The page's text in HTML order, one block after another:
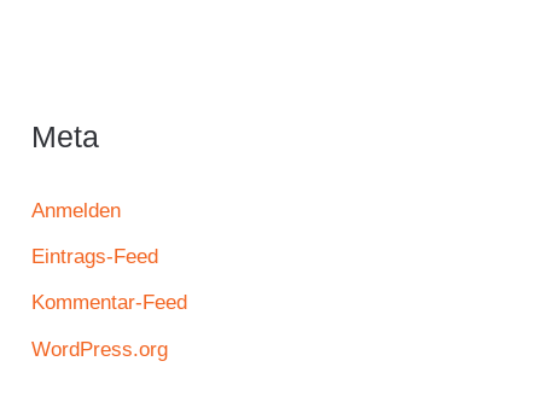
Meta
Anmelden
Eintrags-Feed
Kommentar-Feed
WordPress.org